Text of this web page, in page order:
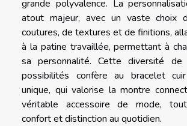
grande polyvalence. La
atout majeur, avec un vaste choix
coutures, de textures et de finitions,
à la patine travaillée, permettant à
sa personnalité. Cette diversité
possibilités confère au bracelet
unique, qui valorise la montre
véritable accessoire de mode,
confort et distinction au quotidien.